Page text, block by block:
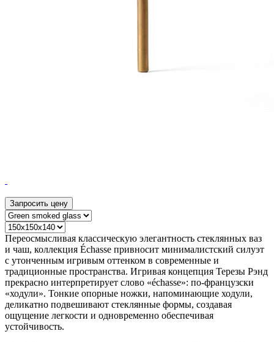
Запросить цену
Переосмысливая классическую элегантность стеклянных ваз
и чаш, коллекция Échasse привносит минималистский силуэт
с утонченным игривым оттенком в современные и
традиционные пространства. Игривая концепция Терезы Рэнд
прекрасно интерпретирует слово «échasse»: по-французски
«ходули». Тонкие опорные ножки, напоминающие ходули,
деликатно подвешивают стеклянные формы, создавая
ощущение легкости и одновременно обеспечивая
устойчивость.